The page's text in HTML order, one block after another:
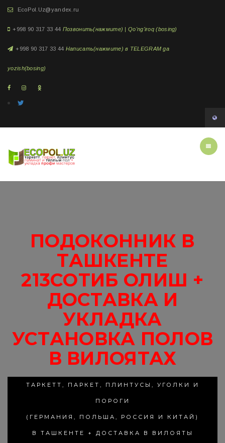
EcoPol.Uz@yandex.ru
+998 90 317 33 44 Позвонить(нажмите) | Qo'ng'iroq (bosing)
+998 90 317 33 44 Написать(нажмите) в TELEGRAM ga
yozish(bosing)
ПОДОКОННИК В
ТАШКЕНТЕ
213СОТИБ ОЛИШ +
ДОСТАВКА И
УКЛАДКА
УСТАНОВКА ПОЛОВ
В ВИЛОЯТАХ
ТАРКЕТТ, ПАРКЕТ, ПЛИНТУСЫ, УГОЛКИ И
ПОРОГИ
(ГЕРМАНИЯ, ПОЛЬША, РОССИЯ И КИТАЙ)
В ТАШКЕНТЕ + ДОСТАВКА В ВИЛОЯТЫ